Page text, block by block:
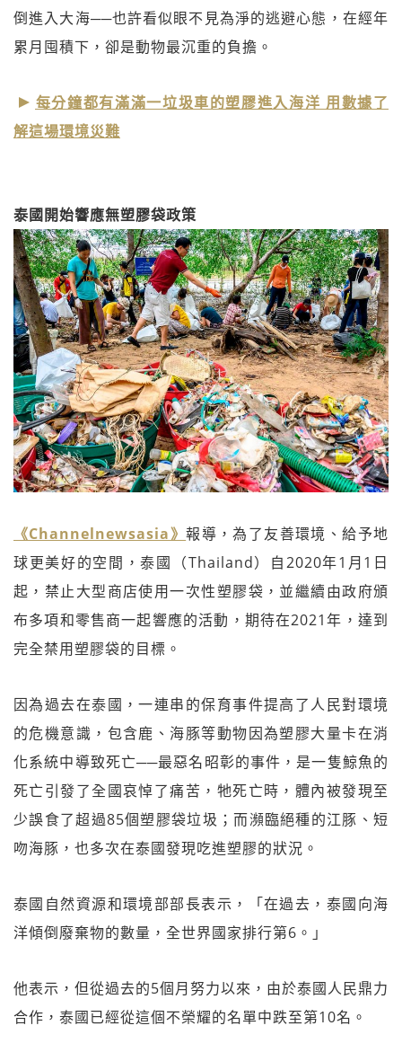
倒進入大海──也許看似眼不見為淨的逃避心態，在經年
累月囤積下，卻是動物最沉重的負擔。
每分鐘都有滿滿一垃圾車的塑膠進入海洋 用數據了
解這場環境災難
泰國開始響應無塑膠袋政策
《Channelnewsasia》報導，為了友善環境、給予地
球更美好的空間，泰國（Thailand）自2020年1月1日
起，禁止大型商店使用一次性塑膠袋，並繼續由政府頒
布多項和零售商一起響應的活動，期待在2021年，達到
完全禁用塑膠袋的目標。
因為過去在泰國，一連串的保育事件提高了人民對環境
的危機意識，包含鹿、海豚等動物因為塑膠大量卡在消
化系統中導致死亡──最惡名昭彰的事件，是一隻鯨魚的
死亡引發了全國哀悼了痛苦，牠死亡時，體內被發現至
少誤食了超過85個塑膠袋垃圾；而瀕臨絕種的江豚、短
吻海豚，也多次在泰國發現吃進塑膠的狀況。
泰國自然資源和環境部部長表示，「在過去，泰國向海
洋傾倒廢棄物的數量，全世界國家排行第6。」
他表示，但從過去的5個月努力以來，由於泰國人民鼎力
合作，泰國已經從這個不榮耀的名單中跌至第10名。